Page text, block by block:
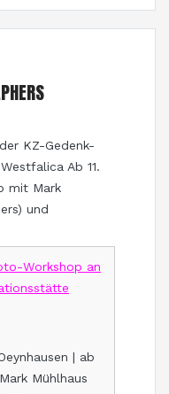
KZ-Gedenk-
Ab 11.
mit Mark
und
Workshop an
| ab
Mühlhaus